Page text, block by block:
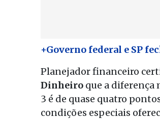
+Governo federal e SP
Planejador financeiro
Dinheiro que a diferença
3 é de quase quatro
condições especiais